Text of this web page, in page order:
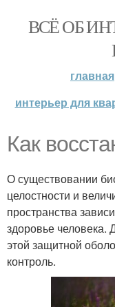
ВСЁ ОБ
главная
интерьер для
Как
О существовании
целостности и
пространства
здоровье человека.
этой защитной
контроль.